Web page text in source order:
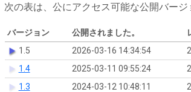
次の表は、公にアクセス可能な公開バー
バージョン 公開されました。
1.5
2026-03-16 14:34:54
1.4
2025-03-11 09:55:24
1.3
2024-03-12 10:48:11